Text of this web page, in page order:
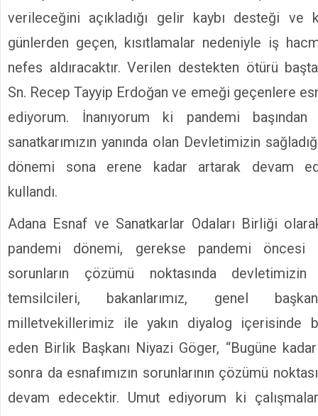
verileceğini açıkladığı gelir kaybı desteği ve
günlerden geçen, kısıtlamalar nedeniyle iş
nefes aldıracaktır. Verilen destekten ötürü başta
Sn. Recep Tayyip Erdoğan ve emeği geçenlere
ediyorum. İnanıyorum ki pandemi
sanatkarımızın yanında olan Devletimizin
dönemi sona erene kadar artarak devam
kullandı.
Adana Esnaf ve Sanatkarlar Odaları Birliği
pandemi dönemi, gerekse pandemi öncesi
sorunların çözümü noktasında
temsilcileri, bakanlarımız, genel başkan
milletvekillerimiz ile yakın diyalog içerisinde
eden Birlik Başkanı Niyazi Göger, “Bugüne
sonra da esnafımızın sorunlarının çözümü
devam edecektir. Umut ediyorum ki